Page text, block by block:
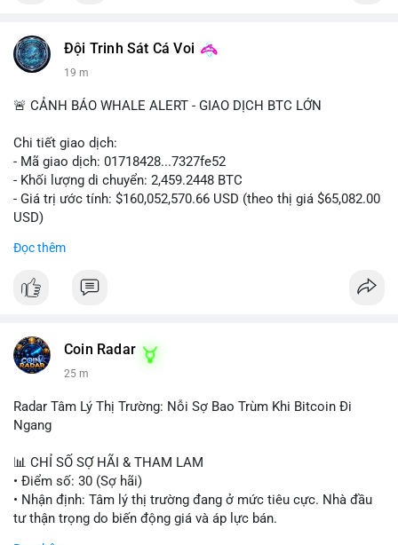
📰 Nguồn: CoinDesk
Đội Trinh Sát Cá Voi
19 m
🚨 CẢNH BÁO WHALE ALERT - GIAO DỊCH BTC LỚN
Chi tiết giao dịch:
- Mã giao dịch: 01718428...7327fe52
- Khối lượng di chuyển: 2,459.2448 BTC
- Giá trị ước tính: $160,052,570.66 USD (theo thị giá $65,082.00
USD)
Khối lượng 2,459 BTC tương đương hơn 160 triệu USD được
việc di chuyển số lượng lớn này có thể phục vụ mục đích tái
phân bổ danh mục sang ví lạnh để nắm giữ dài hạn, hoặc
Động thái này có thể tạo áp lực tâm lý ngắn hạn lên thị trường
khi nhà đầu tư nhỏ lẻ lo ngại về khả năng bán tháo. Tuy nhiên,
xu hướng trung hạn.
Lời khuyên cho nhà đầu tư nhỏ lẻ:
Hãy theo dõi sát các giao dịch tiếp theo từ địa chỉ ví nguồn để
Đọc thêm
Coin Radar
25 m
Radar Tâm Lý Thị Trường: Nỗi Sợ Bao Trùm Khi Bitcoin Đi
Ngang
📊 CHỈ SỐ SỢ HÃI & THAM LAM
• Điểm số: 30 (Sợ hãi)
• Nhận định: Tâm lý thị trường đang ở mức tiêu cực. Nhà đầu
tư thận trọng do biến động giá và áp lực bán.